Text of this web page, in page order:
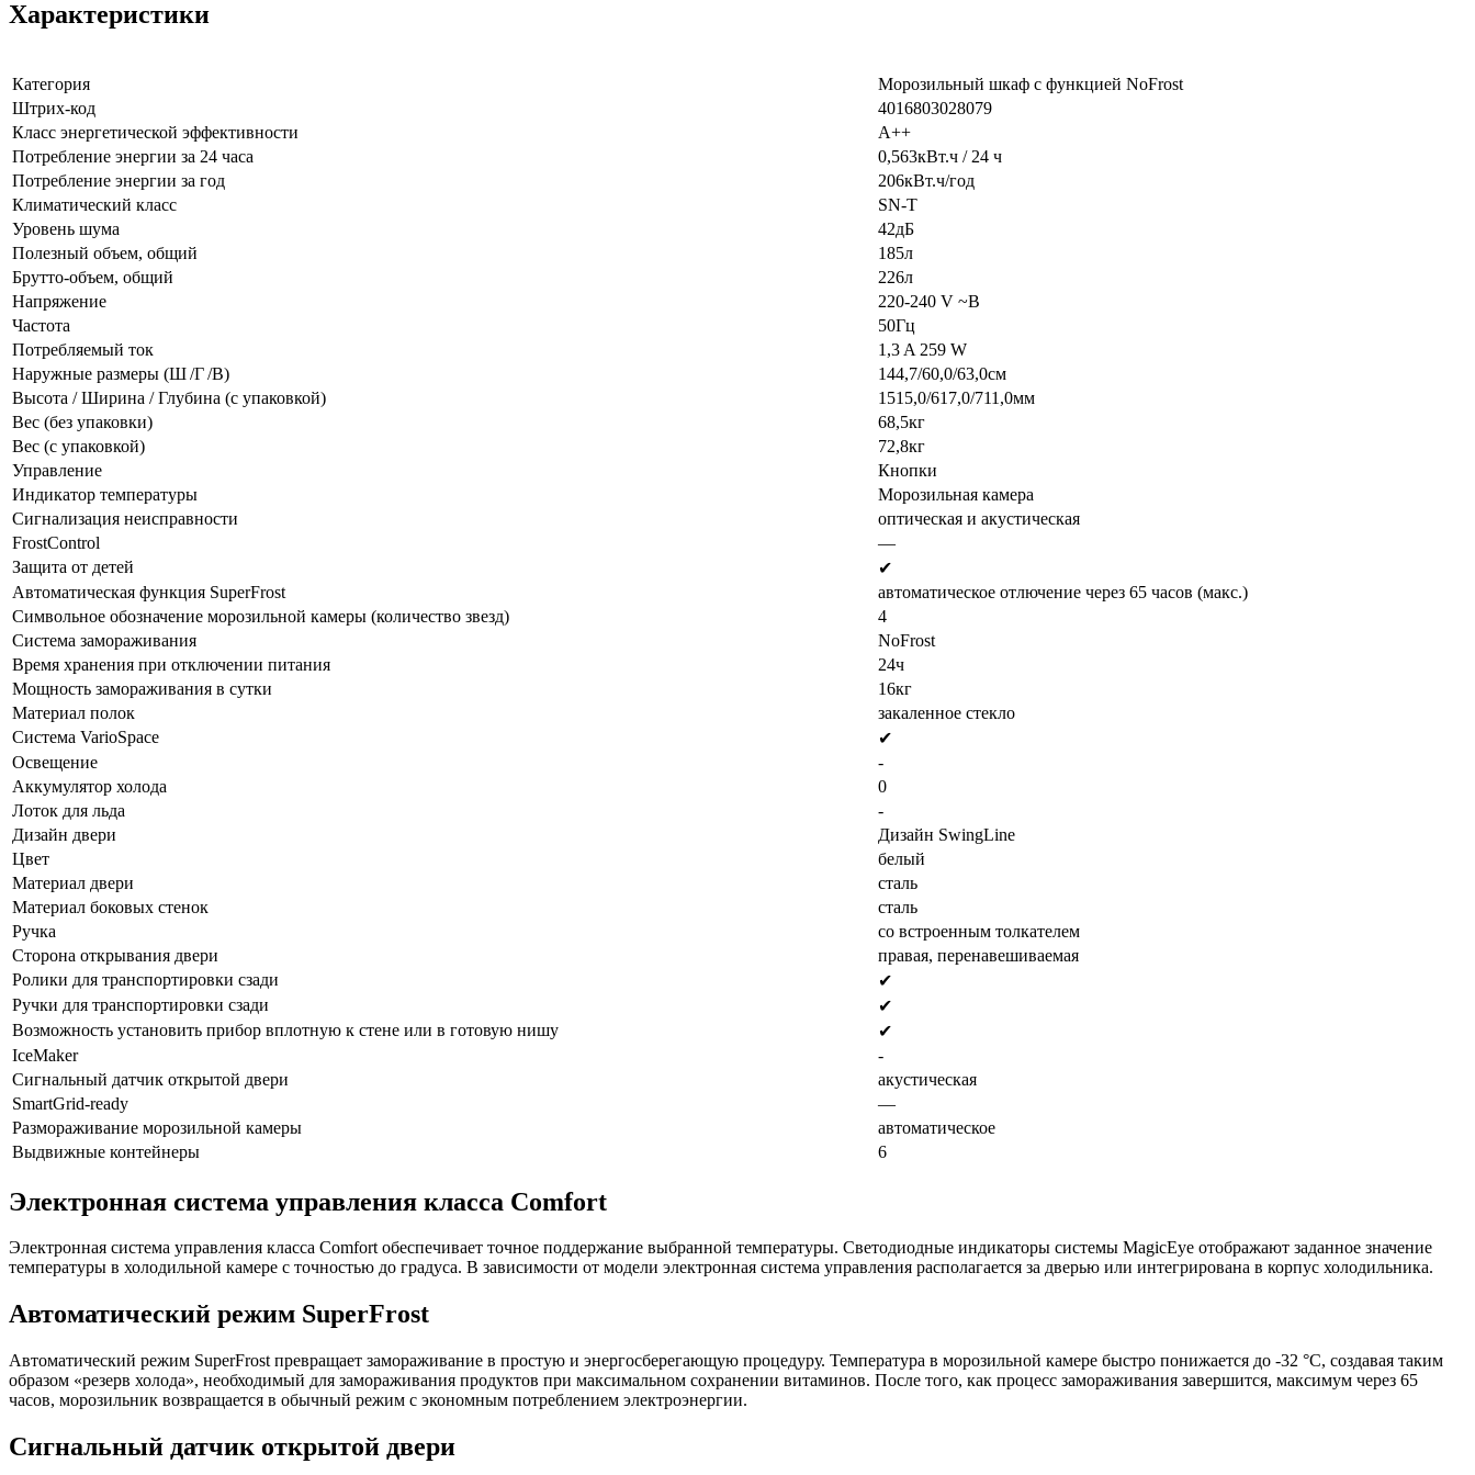
Характеристики
Категория
Морозильный шкаф с функцией NoFrost
Штрих-код
4016803028079
Класс энергетической эффективности
A++
Потребление энергии за 24 часа
0,563кВт.ч / 24 ч
Потребление энергии за год
206кВт.ч/год
Климатический класс
SN-T
Уровень шума
42дБ
Полезный объем, общий
185л
Брутто-объем, общий
226л
Напряжение
220-240 V ~В
Частота
50Гц
Потребляемый ток
1,3 A 259 W
Наружные размеры (Ш /Г /В)
144,7/60,0/63,0см
Высота / Ширина / Глубина (с упаковкой)
1515,0/617,0/711,0мм
Вес (без упаковки)
68,5кг
Вес (с упаковкой)
72,8кг
Управление
Кнопки
Индикатор температуры
Морозильная камера
Сигнализация неисправности
oптическая и акустическая
FrostControl
—
Защита от детей
✔
Автоматическая функция SuperFrost
автоматическое отлючение через 65 часов (макс.)
Символьное обозначение морозильной камеры (количество звезд)
4
Система замораживания
NoFrost
Время хранения при отключении питания
24ч
Мощность замораживания в сутки
16кг
Материал полок
закаленное стекло
Система VarioSpace
✔
Освещение
-
Аккумулятор холода
0
Лоток для льда
-
Дизайн двери
Дизайн SwingLine
Цвет
белый
Материал двери
сталь
Материал боковых стенок
сталь
Ручка
со встроенным толкателем
Сторона открывания двери
правая, перенавешиваемая
Ролики для транспортировки сзади
✔
Ручки для транспортировки сзади
✔
Возможность установить прибор вплотную к стене или в готовую нишу
✔
IceMaker
-
Сигнальный датчик открытой двери
акустическая
SmartGrid-ready
—
Размораживание морозильной камеры
автоматическое
Выдвижные контейнеры
6
Электронная система управления класса Comfort
Электронная система управления класса Comfort обеспечивает точное поддержание выбранной температуры. Светодиодные индикаторы системы MagicEye отображают заданное значение
температуры в холодильной камере с точностью до градуса. В зависимости от модели электронная система управления располагается за дверью или интегрирована в корпус холодильника.
Автоматический режим SuperFrost
Автоматический режим SuperFrost превращает замораживание в простую и энергосберегающую процедуру. Температура в морозильной камере быстро понижается до -32 °С, создавая таким
образом «резерв холода», необходимый для замораживания продуктов при максимальном сохранении витаминов. После того, как процесс замораживания завершится, максимум через 65
часов, морозильник возвращается в обычный режим с экономным потреблением электроэнергии.
Сигнальный датчик открытой двери